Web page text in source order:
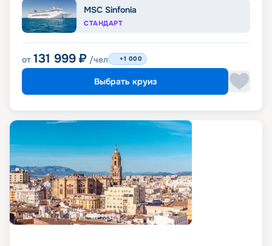
MSC Sinfonia
СТАНДАРТ
от 131 999 ₽ /чел +1 000
Выбрать круиз